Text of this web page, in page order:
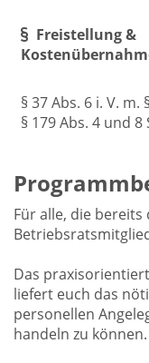
Freistellung &
§ 37 Abs. 6 i. V. m.
§ 179 Abs. 4 und 8
Für alle, die
Das
liefert euch das
personellen
handeln zu können.